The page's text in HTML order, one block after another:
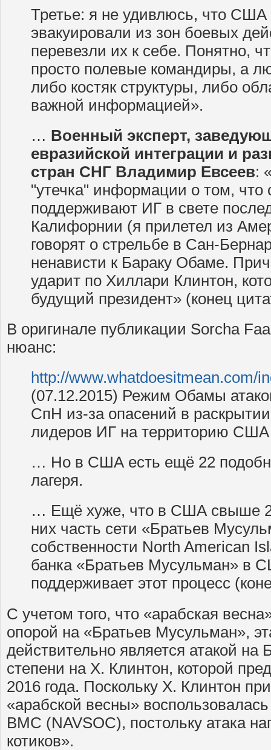
Третье: я не удивлюсь, что США
эвакуировали из зон боевых
перевезли их к себе. Понятно,
просто полевые командиры, а
либо костяк структуры, либо
важной информацией».
… Военный эксперт,
евразийской интеграции и
стран СНГ Владимир Евсеев:
"утечка" информации о том, что
поддерживают ИГ в свете
Калифорнии (я прилетел из
говорят о стрельбе в Сан-
ненависти к Бараку Обаме.
ударит по Хиллари Клинтон,
будущий президент» (конец
В оригинале публикации Sorcha
нюанс:
http://www.whatdoesitmean.com/
(07.12.2015) Режим Обамы
СпН из-за опасений в раскрытии
лидеров ИГ на территорию США
… Но в США есть ещё 22
лагеря.
… Ещё хуже, что в США свыше
них часть сети «Братьев
собственности North American
банка «Братьев Мусульман» в
поддерживает этот процесс
С учетом того, что «арабская
опорой на «Братьев Мусульман»,
действительно является атакой
степени на Х. Клинтон, которой
2016 года. Поскольку Х. Клинтон
«арабской весны»
ВМС (NAVSOC), постольку атака
котиков».